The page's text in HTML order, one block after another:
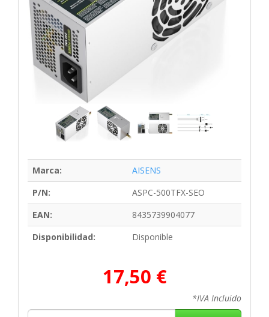
Marca:
AISENS
P/N:
ASPC-500TFX-SEO
EAN:
8435739904077
Disponibilidad:
Disponible
17,50 €
*IVA Incluido